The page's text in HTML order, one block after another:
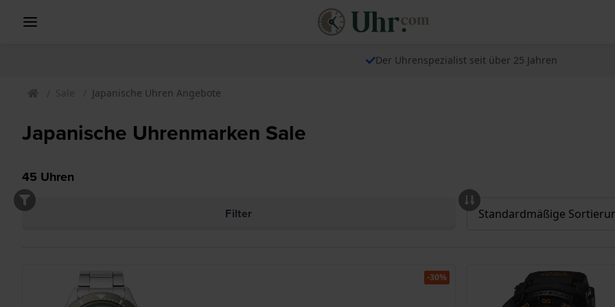
Der Uhrenspezialist seit über 25 Jahren
Sale Japanische Uhren Angebote
Japanische Uhrenmarken Sale
45 Uhren
Filter
-30%